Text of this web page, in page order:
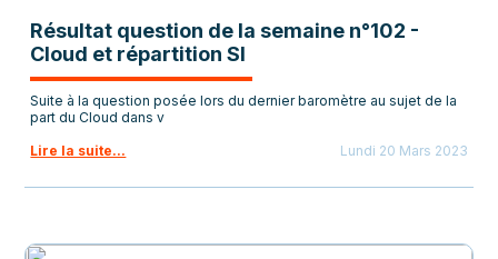
Résultat question de la semaine n°102 -
Cloud et répartition SI
Suite à la question posée lors du dernier baromètre au sujet de la
part du Cloud dans v
Lire la suite...
Lundi 20 Mars 2023